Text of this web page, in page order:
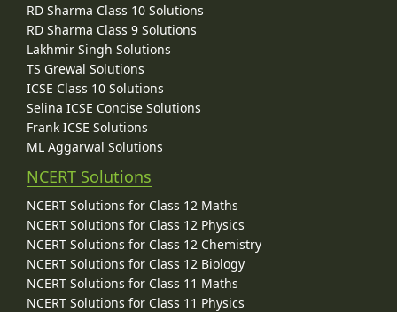
RD Sharma Class 10 Solutions
RD Sharma Class 9 Solutions
Lakhmir Singh Solutions
TS Grewal Solutions
ICSE Class 10 Solutions
Selina ICSE Concise Solutions
Frank ICSE Solutions
ML Aggarwal Solutions
NCERT Solutions
NCERT Solutions for Class 12 Maths
NCERT Solutions for Class 12 Physics
NCERT Solutions for Class 12 Chemistry
NCERT Solutions for Class 12 Biology
NCERT Solutions for Class 11 Maths
NCERT Solutions for Class 11 Physics